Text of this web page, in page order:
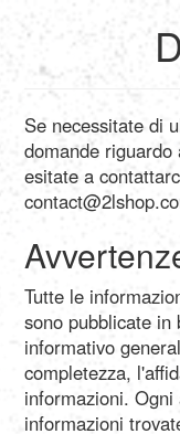
Se necessitate di
domande
esitate a
Tutte le
sono pubblicate in
informativo
completezza,
informazioni.
informazioni